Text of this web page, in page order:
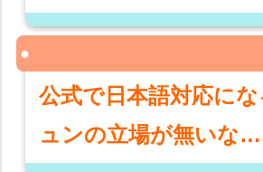
公式で日本語対応に
ュンの立場が無いな…